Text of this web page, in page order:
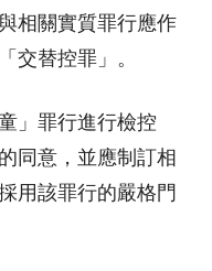
相關實質罪行應作
交替控罪」。
」罪行進行檢控
同意，並應制訂相
用該罪行的嚴格門